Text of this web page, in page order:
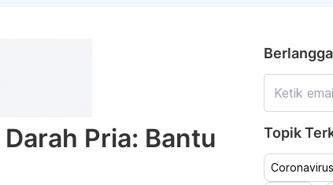
Pria: Bantu
Topik
Coronavirus